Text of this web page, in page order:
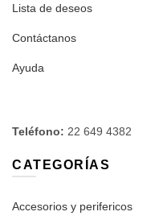
Lista de deseos
Contáctanos
Ayuda
Teléfono: 22 649 4382
CATEGORÍAS
Accesorios y perifericos